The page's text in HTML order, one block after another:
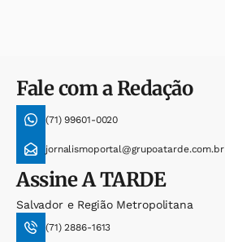
Fale com a Redação
(71) 99601-0020
jornalismoportal@grupoatarde.com.br
AssineA TARDE
Salvador e Região Metropolitana
(71) 2886-1613